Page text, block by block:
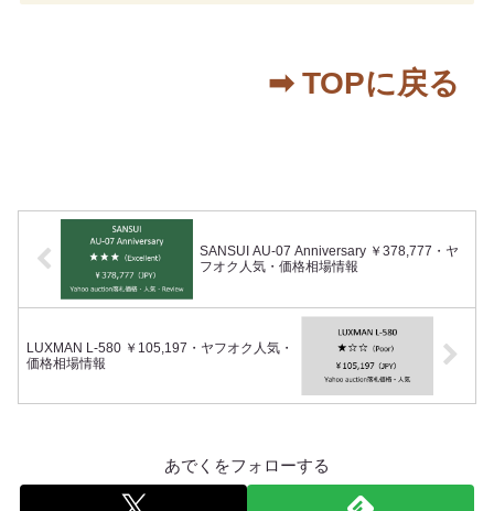
➡︎ TOPに戻る
SANSUI AU-07 Anniversary ￥378,777・ヤ
フオク人気・価格相場情報
LUXMAN L-580 ￥105,197・ヤフオク人気・
価格相場情報
あでくをフォローする